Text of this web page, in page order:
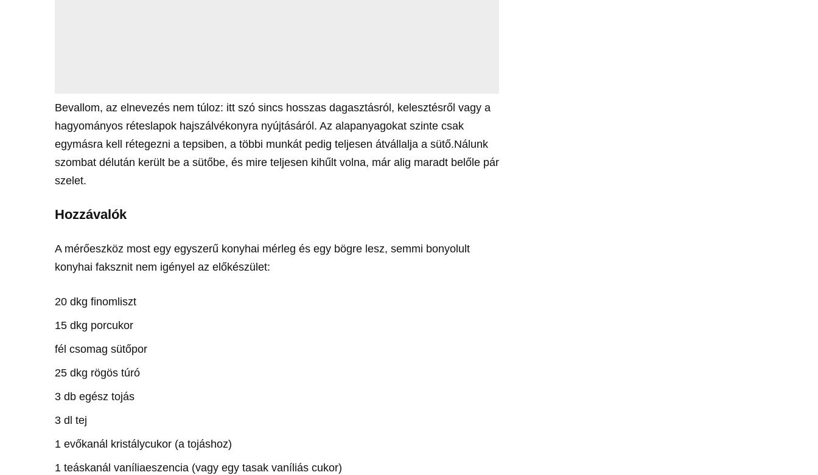
Bevallom, az elnevezés nem túloz: itt szó sincs hosszas dagasztásról, kelesztésről vagy a
hagyományos réteslapok hajszálvékonyra nyújtásáról. Az alapanyagokat szinte csak
egymásra kell rétegezni a tepsiben, a többi munkát pedig teljesen átvállalja a sütő.Nálunk
szombat délután került be a sütőbe, és mire teljesen kihűlt volna, már alig maradt belőle pár
szelet.
Hozzávalók
A mérőeszköz most egy egyszerű konyhai mérleg és egy bögre lesz, semmi bonyolult
konyhai faksznit nem igényel az előkészület:
20 dkg finomliszt
15 dkg porcukor
fél csomag sütőpor
25 dkg rögös túró
3 db egész tojás
3 dl tej
1 evőkanál kristálycukor (a tojáshoz)
1 teáskanál vaníliaeszencia (vagy egy tasak vaníliás cukor)